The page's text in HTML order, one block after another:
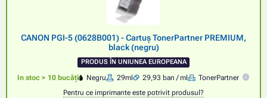
CANON PGI-5 (0628B001) - Cartuș TonerPartner PREMIUM,
black (negru)
PRODUS ÎN UNIUNEA EUROPEANA
In stoc > 10 bucăți Negru 29ml 29,93 ban / ml
TonerPartner
Pentru ce imprimante este potrivit produsul?